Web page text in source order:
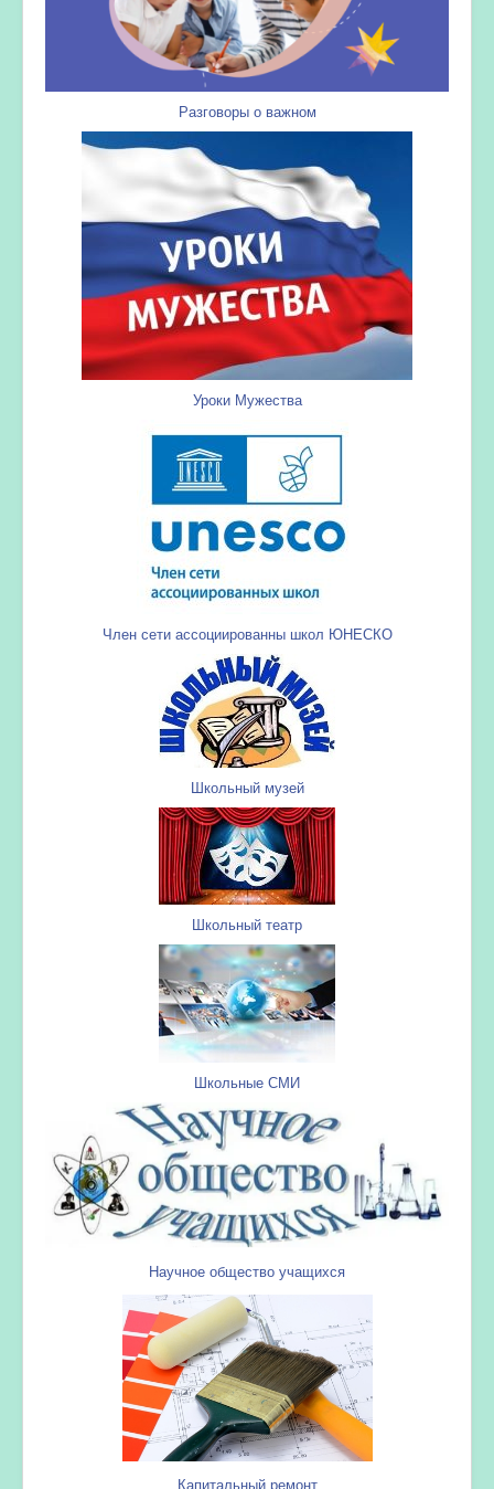
Разговоры о важном
Уроки Мужества
Член сети ассоциированны школ ЮНЕСКО
Школьный музей
Школьный театр
Школьные СМИ
Научное общество учащихся
Капитальный ремонт